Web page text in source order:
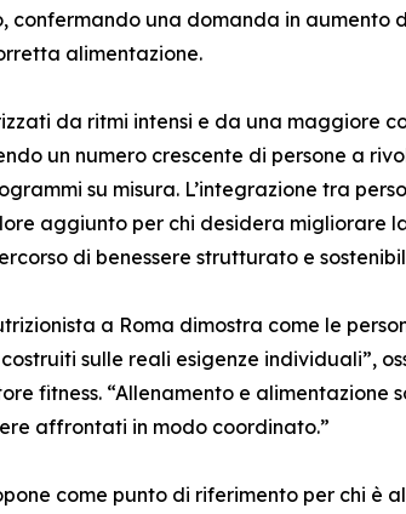
confermando una domanda in aumento
alimentazione.
da ritmi intensi e da una maggiore
un numero crescente di persone a
su misura. L’integrazione tra
aggiunto per chi desidera migliorare
di benessere strutturato e
a Roma dimostra come le
sulle reali esigenze individuali”,
fitness. “Allenamento e alimentazione
affrontati in modo coordinato.”
come punto di riferimento per chi è